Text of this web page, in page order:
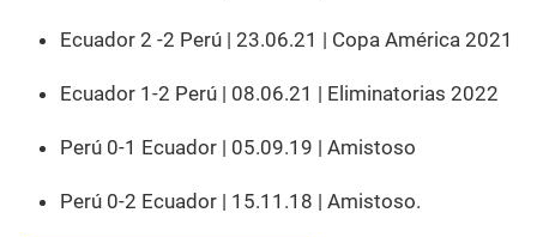
Ecuador 2 -2 Perú | 23.06.21 | Copa América 2021
Ecuador 1-2 Perú | 08.06.21 | Eliminatorias 2022
Perú 0-1 Ecuador | 05.09.19 | Amistoso
Perú 0-2 Ecuador | 15.11.18 | Amistoso.